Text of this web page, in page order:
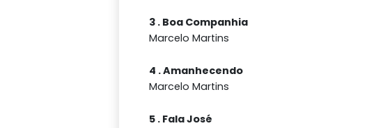
3 . Boa Companhia
Marcelo Martins
4 . Amanhecendo
Marcelo Martins
5 . Fala José